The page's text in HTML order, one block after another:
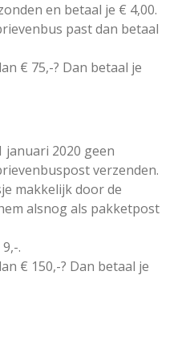
en betaal je € 4,00.
past dan betaal
€ 75,-? Dan betaal je
januari 2020 geen
verzenden.
makkelijk door de
alsnog als pakketpost
.
€ 150,-? Dan betaal je